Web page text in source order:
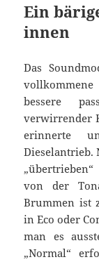
Ein
innen
Das
bessere
verwirrender
erinnerte
Dieselantrieb.
von der
Brummen ist
in Eco oder
man es
„Normal“